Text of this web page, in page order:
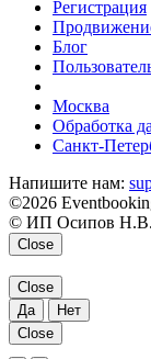
Регистрация
Блог
Москва
Обработка
Санкт-
Напишите нам:
©2026
© ИП Осипов Н.В.
Close
Close
Да
Нет
Close